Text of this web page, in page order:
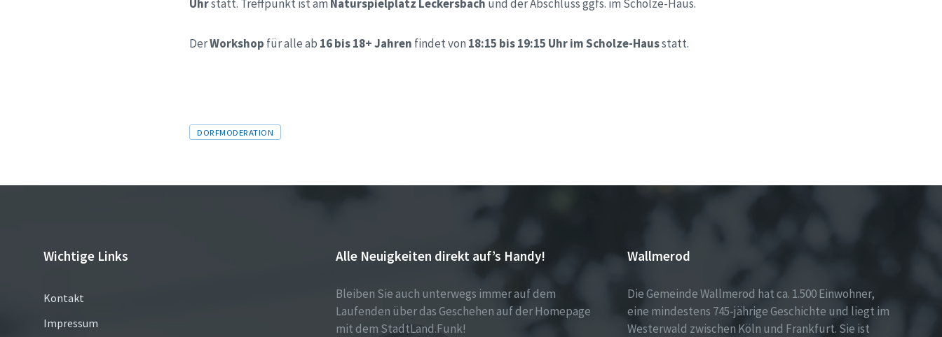
Uhrstatt. Treffpunkt ist am Naturspielplatz Leckersbach und der Abschluss ggfs. im Scholze-Haus.
DerWorkshop für alle ab 16 bis 18+ Jahren findet von 18:15 bis 19:15 Uhr im Scholze-Hausstatt.
Tags
DORFMODERATION
Wichtige Links
Kontakt
Impressum
Alle Neuigkeiten direkt auf’s Handy!
Bleiben Sie auch unterwegs immer auf dem
Laufenden über das Geschehen auf der Homepage
mit dem StadtLand.Funk!
Wallmerod
Die Gemeinde Wallmerod hat ca. 1.500 Einwohner,
eine mindestens 745-jährige Geschichte und liegt im
Westerwald zwischen Köln und Frankfurt. Sie ist